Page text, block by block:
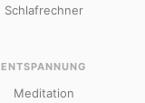
Schlafrechner
ENTSPANNUNG
Meditation